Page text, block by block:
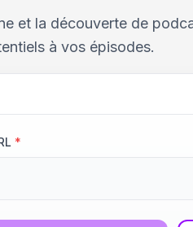
et la découverte de
à vos épisodes.
*